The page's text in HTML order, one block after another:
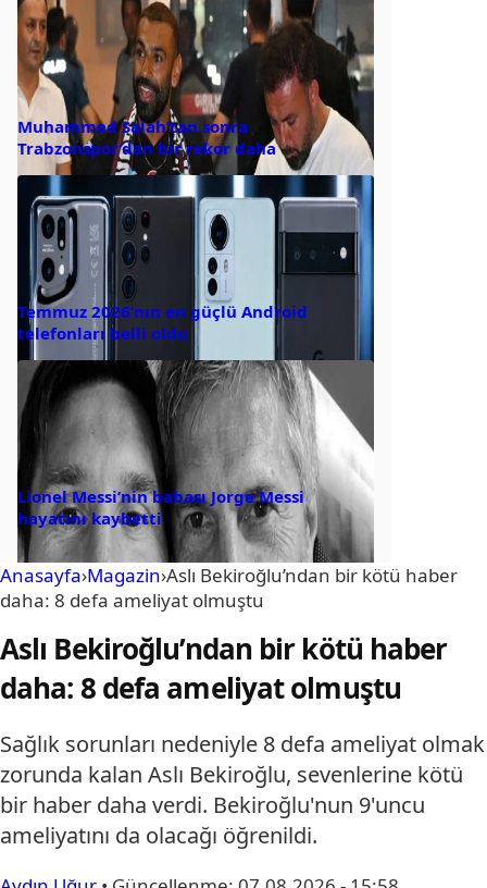
Muhammed Salah’tan sonra
Trabzonspor’dan bir rekor daha
Temmuz 2026’nın en güçlü Android
telefonları belli oldu
Lionel Messi’nin babası Jorge Messi
hayatını kaybetti
Anasayfa›Magazin›Aslı Bekiroğlu’ndan bir kötü haber
daha: 8 defa ameliyat olmuştu
Aslı Bekiroğlu’ndan bir kötü haber
daha: 8 defa ameliyat olmuştu
Sağlık sorunları nedeniyle 8 defa ameliyat olmak
zorunda kalan Aslı Bekiroğlu, sevenlerine kötü
bir haber daha verdi. Bekiroğlu'nun 9'uncu
ameliyatını da olacağı öğrenildi.